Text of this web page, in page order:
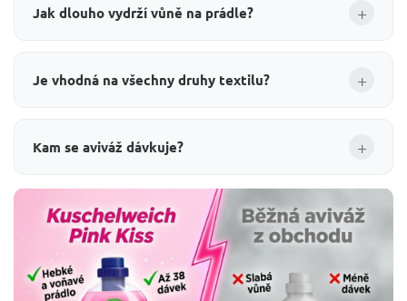
Jak dlouho vydrží vůně na prádle? +
Je vhodná na všechny druhy textilu? +
Kam se aviváž dávkuje? +